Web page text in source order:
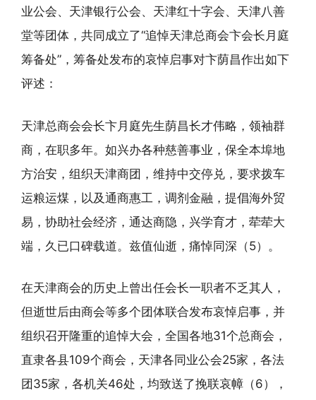
业公会、天津银行公会、天津红十字会、天津八善
堂等团体，共同成立了“追悼天津总商会卞会长月庭
筹备处”，筹备处发布的哀悼启事对卞荫昌作出如下
评述：
天津总商会会长卞月庭先生荫昌长才伟略，领袖群
商，在职多年。如兴办各种慈善事业，保全本埠地
方治安，组织天津商团，维持中交停兑，要求拨车
运粮运煤，以及通商惠工，调剂金融，提倡海外贸
易，协助社会经济，通达商隐，兴学育才，荦荦大
端，久已口碑载道。兹值仙逝，痛悼同深（5）。
在天津商会的历史上曾出任会长一职者不乏其人，
但逝世后由商会等多个团体联合发布哀悼启事，并
组织召开隆重的追悼大会，全国各地31个总商会，
直隶各县109个商会，天津各同业公会25家，各法
团35家，各机关46处，均致送了挽联哀幛（6），